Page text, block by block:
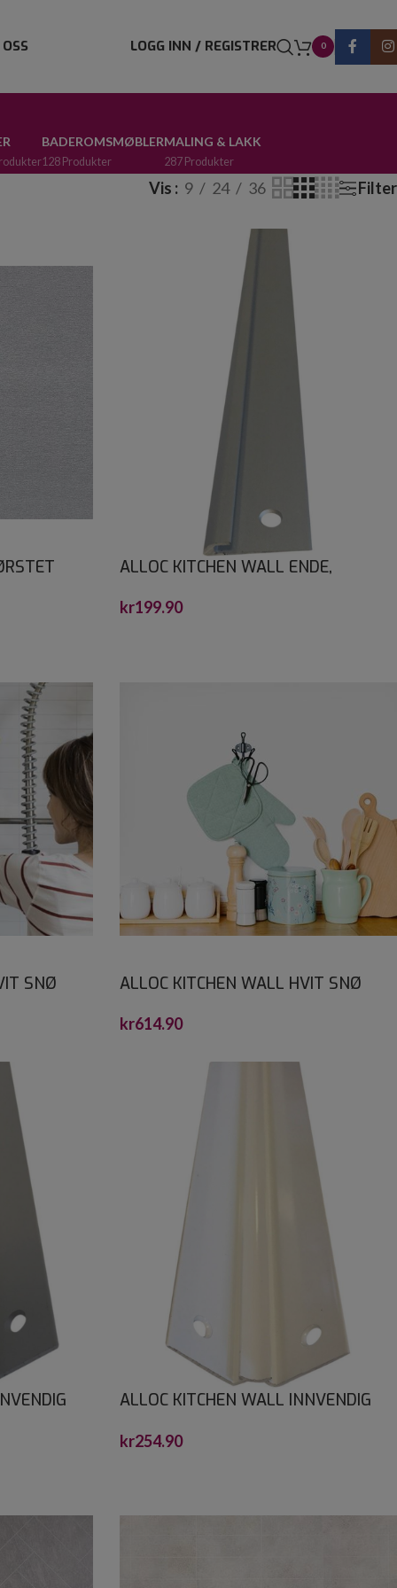
LOGG INN / REGISTRER 0
BADEROMSMØBLER
128 Produkter
MALING & LAKK
287 Produkter
Vis 9 24 36 Filter
ALLOC KITCHEN WALL ENDE,
kr199.90
SNØ
ALLOC KITCHEN WALL HVIT SNØ
kr614.90
ALLOC KITCHEN WALL INNVENDIG
kr254.90